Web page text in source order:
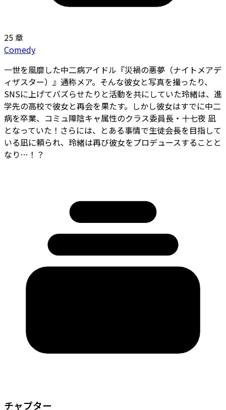
25 章
Comedy
一世を風靡した中二病アイドル『災禍の悪夢（ナイトメアデ
ィザスター）』――通称メア。そんな彼女と写真を撮ったり、
SNSに上げてバズらせたりと活動を共にしていた玲緒は、進
学先の高校で彼女と再会を果たす。しかし彼女はすでに中二
病を卒業、コミュ障陰キャ属性のクラス委員長・十七夜 凪
となっていた！さらには、とある事情で生徒会長を目指して
いる凪に頼られ、玲緒は再び彼女をプロデュースすることと
なり…！？
チャプター